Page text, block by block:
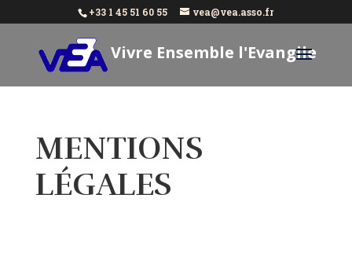
+33 1 45 51 60 55 vea@vea.asso.fr
Vivre Ensemble l'Evangile
MENTIONS
LÉGALES